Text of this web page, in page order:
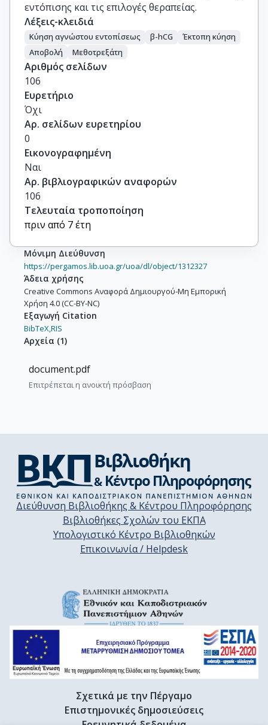
εντόπισης και τις επιλογές θεραπείας.
Λέξεις-κλειδιά
Κύηση αγνώστου εντοπίσεως β-hCG
Έκτοπη κύηση
Αποβολή
Μεθοτρεξάτη
Αριθμός σελίδων
106
Ευρετήριο
Όχι
Αρ. σελίδων ευρετηρίου
0
Εικονογραφημένη
Ναι
Αρ. βιβλιογραφικών αναφορών
106
Τελευταία τροποποίηση
πριν από 7 έτη
Μόνιμη Διεύθυνση
https://pergamos.lib.uoa.gr/uoa/dl/object/1312327
Άδεια χρήσης
Creative Commons Αναφορά Δημιουργού-Μη Εμπορική
Χρήση 4.0 (CC-BY-NC)
Εξαγωγή Citation
BibTeX,RIS
Αρχεία (1)
document.pdf
Επιτρέπεται η ανοικτή πρόσβαση
Διεύθυνση Βιβλιοθήκης & Κέντρου Πληροφόρησης
Βιβλιοθήκες Σχολών του ΕΚΠΑ
Υπολογιστικό Κέντρο Βιβλιοθηκών
Επικοινωνία / Helpdesk
Σχετικά με την Πέργαμο
Επιστημονικές δημοσιεύσεις